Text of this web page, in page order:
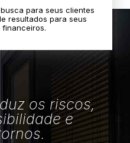
para seus clientes
resultados para seus
financeiros.
os riscos,
e